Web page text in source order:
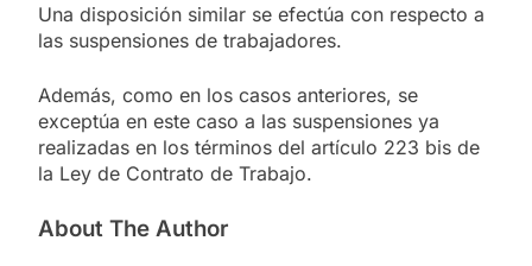
Una disposición similar se efectúa con respecto a
las suspensiones de trabajadores.
Además, como en los casos anteriores, se
exceptúa en este caso a las suspensiones ya
realizadas en los términos del artículo 223 bis de
la Ley de Contrato de Trabajo.
About The Author